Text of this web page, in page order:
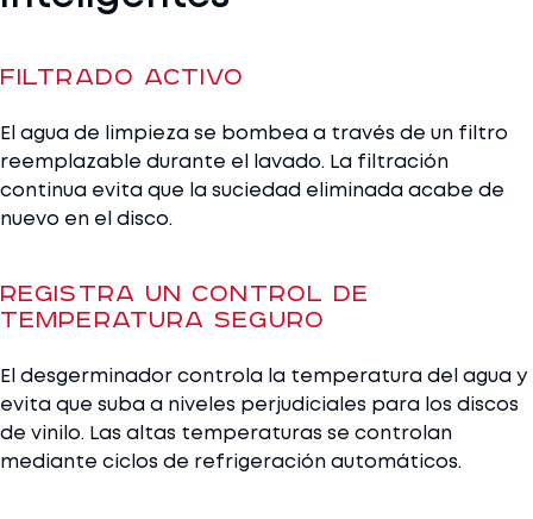
Filtrado activo
El agua de limpieza se bombea a través de un filtro
reemplazable durante el lavado. La filtración
continua evita que la suciedad eliminada acabe de
nuevo en el disco.
Registra un control de
temperatura seguro
El desgerminador controla la temperatura del agua y
evita que suba a niveles perjudiciales para los discos
de vinilo. Las altas temperaturas se controlan
mediante ciclos de refrigeración automáticos.